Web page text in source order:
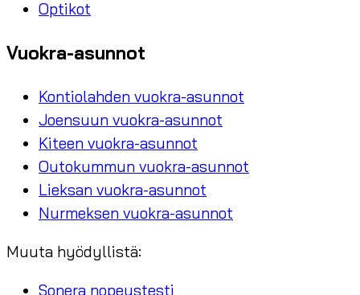
Optikot
Vuokra-asunnot
Kontiolahden vuokra-asunnot
Joensuun vuokra-asunnot
Kiteen vuokra-asunnot
Outokummun vuokra-asunnot
Lieksan vuokra-asunnot
Nurmeksen vuokra-asunnot
Muuta hyödyllistä:
Sonera nopeustesti